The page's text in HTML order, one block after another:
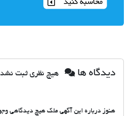
دیدگاه ها هیچ نظری ثبت
هنوز درباره این آگهی ملک هیچ دیدگاهی